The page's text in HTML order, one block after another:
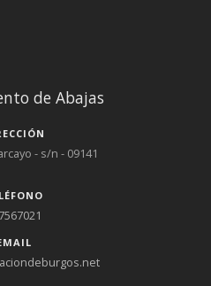
de Abajas
- s/n - 09141